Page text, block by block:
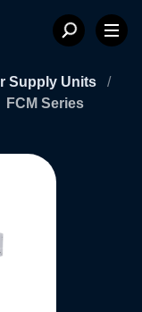
Supply Units
/
FCM Series